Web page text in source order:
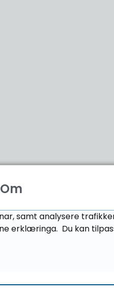
Om
samt analysere
erklæringa. Du kan